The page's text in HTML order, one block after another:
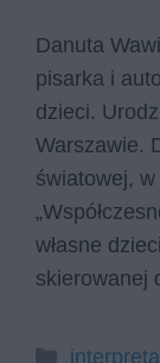
Danuta
pisarka i
dzieci.
Warszawie.
światowej,
własne
skierowanej
Kategorie